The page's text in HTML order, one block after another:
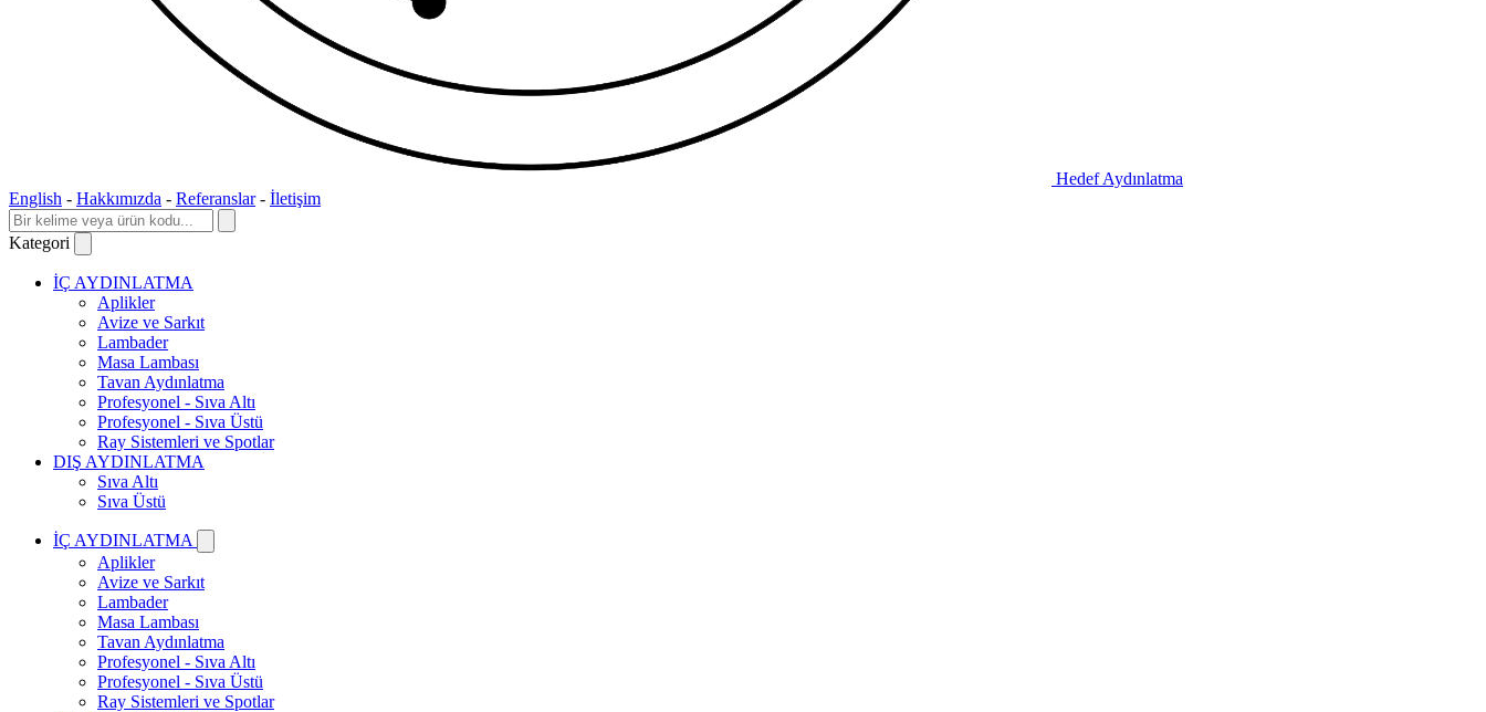
Hedef Aydınlatma
English - Hakkımızda - Referanslar - İletişim
Kategori
İÇ AYDINLATMA
Aplikler
Avize ve Sarkıt
Lambader
Masa Lambası
Tavan Aydınlatma
Profesyonel - Sıva Altı
Profesyonel - Sıva Üstü
Ray Sistemleri ve Spotlar
DIŞ AYDINLATMA
Sıva Altı
Sıva Üstü
İÇ AYDINLATMA
Aplikler
Avize ve Sarkıt
Lambader
Masa Lambası
Tavan Aydınlatma
Profesyonel - Sıva Altı
Profesyonel - Sıva Üstü
Ray Sistemleri ve Spotlar